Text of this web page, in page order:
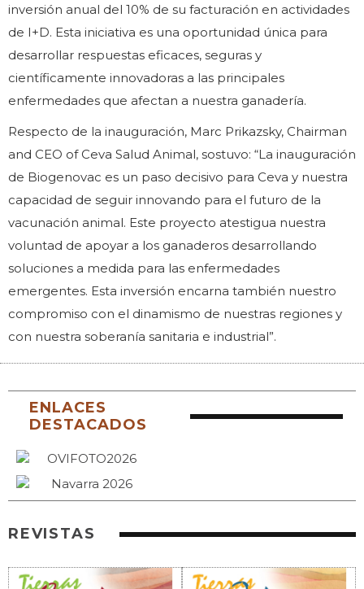
inversión anual del 10% de su facturación en actividades
de I+D. Esta iniciativa es una oportunidad única para
desarrollar respuestas eficaces, seguras y
científicamente innovadoras a las principales
enfermedades que afectan a nuestra ganadería.
Respecto de la inauguración, Marc Prikazsky, Chairman
and CEO of Ceva Salud Animal, sostuvo: “La inauguración
de Biogenovac es un paso decisivo para Ceva y nuestra
capacidad de seguir innovando para el futuro de la
vacunación animal. Este proyecto atestigua nuestra
voluntad de apoyar a los ganaderos desarrollando
soluciones a medida para las enfermedades
emergentes. Esta inversión encarna también nuestro
compromiso con el dinamismo de nuestras regiones y
con nuestra soberanía sanitaria e industrial”.
ENLACES
DESTACADOS
REVISTAS